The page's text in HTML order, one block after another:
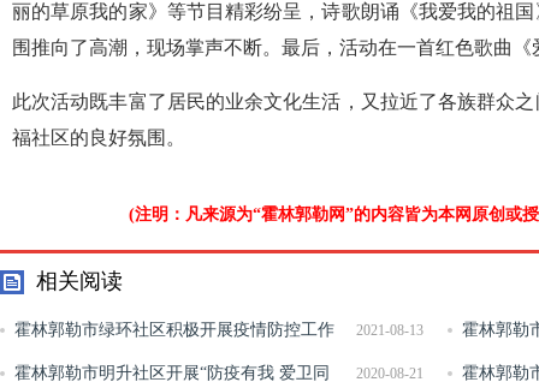
丽的草原我的家》等节目精彩纷呈，诗歌朗诵《我爱我的祖
围推向了高潮，现场掌声不断。最后，活动在一首红色歌曲
此次活动既丰富了居民的业余文化生活，又拉近了各族群众
福社区的良好氛围。
(注明：凡来源为“霍林郭勒网”的内容皆为本网原创或
相关阅读
2021-08-13
霍林郭勒市绿环社区积极开展疫情防控工作 霍林郭勒
产大检查
2020-08-21
霍林郭勒市明升社区开展“防疫有我 爱卫同 霍林郭勒